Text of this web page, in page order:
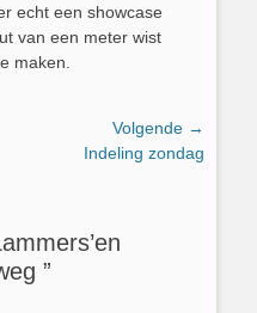
echt een showcase
van een meter wist
maken.
Volgende →
Indeling zondag
”